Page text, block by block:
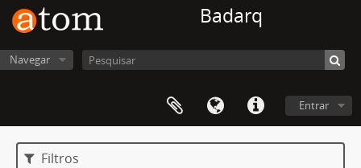
Badarq
Navegar
Entrar
Filtros